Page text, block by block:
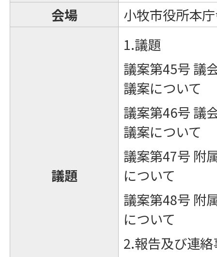
会場
小牧市役所本
議題
1.議題
議案第45号 議
議案について
議案第46号 議
議案について
議案第47号 附
について
議案第48号 附
について
2.報告及び連